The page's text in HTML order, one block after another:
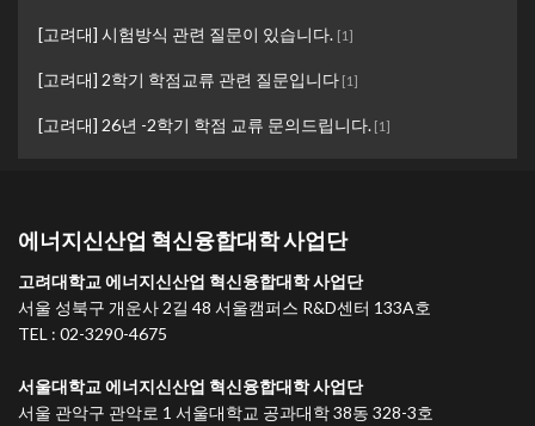
[고려대] 시험방식 관련 질문이 있습니다. [1]
[고려대] 2학기 학점교류 관련 질문입니다 [1]
[고려대] 26년 -2학기 학점 교류 문의드립니다. [1]
에너지신산업 혁신융합대학 사업단
고려대학교 에너지신산업 혁신융합대학 사업단
서울 성북구 개운사 2길 48 서울캠퍼스 R&D센터 133A호
TEL : 02-3290-4675
서울대학교 에너지신산업 혁신융합대학 사업단
서울 관악구 관악로 1 서울대학교 공과대학 38동 328-3호